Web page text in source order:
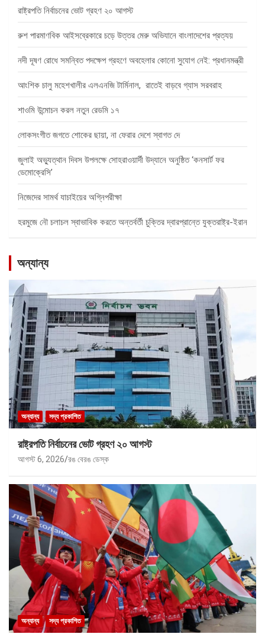
রাষ্ট্রপতি নির্বাচনের ভোট গ্রহণ ২০ আগস্ট
রুশ পারমাণবিক আইসব্রেকারে চড়ে উত্তর মেরু অভিযানে বাংলাদেশের প্রত্যয়
নদী দূষণ রোধে সমন্বিত পদক্ষেপ গ্রহণে অবহেলার কোনো সুযোগ নেই: প্রধানমন্ত্রী
আংশিক চালু মহেশখালীর এলএনজি টার্মিনাল, রাতেই বাড়বে গ্যাস সরবরাহ
শাওমি উন্মোচন করল নতুন রেডমি ১৭
লোকসংগীত জগতে শোকের ছায়া, না ফেরার দেশে স্বাগত দে
জুলাই অভ্যুত্থান দিবস উপলক্ষে সোহরাওয়ার্দী উদ্যানে অনুষ্ঠিত ‘কনসার্ট ফর
ডেমোক্রেসি’
নিজেদের সামর্থ যাচাইয়ের অগ্নিপরীক্ষা
হরমুজে নৌ চলাচল স্বাভাবিক করতে অন্তর্বর্তী চুক্তির দ্বারপ্রান্তে যুক্তরাষ্ট্র-ইরান
অন্যান্য
অন্যান্য সদ্য প্রকাশিত
রাষ্ট্রপতি নির্বাচনের ভোট গ্রহণ ২০ আগস্ট
আগস্ট 6, 2026 রঙ বেরঙ ডেস্ক
অন্যান্য সদ্য প্রকাশিত